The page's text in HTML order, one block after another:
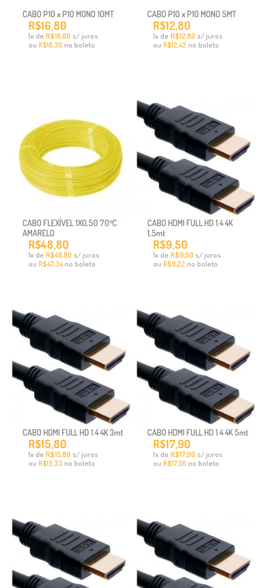
CABO P10 x P10 MONO 10MT
R$16,80
1xde R$16,80 s/ juros
ou R$16,30 no boleto
CABO P10 x P10 MONO 5MT
R$12,80
1x deR$12,80 s/ juros
ouR$12,42 no boleto
CABO FLEXÍVEL 1X0,50 70ºC
AMARELO
R$48,80
1xde R$48,80 s/ juros
ou R$47,34 no boleto
CABO HDMI FULL HD 1.4 4K
1,5mt
R$9,50
1x deR$9,50 s/ juros
ouR$9,22 no boleto
CABO HDMI FULL HD 1.4 4K 3mt
R$15,80
1xde R$15,80 s/ juros
ou R$15,33 no boleto
CABO HDMI FULL HD 1.4 4K 5mt
R$17,90
1x deR$17,90 s/ juros
ouR$17,36 no boleto